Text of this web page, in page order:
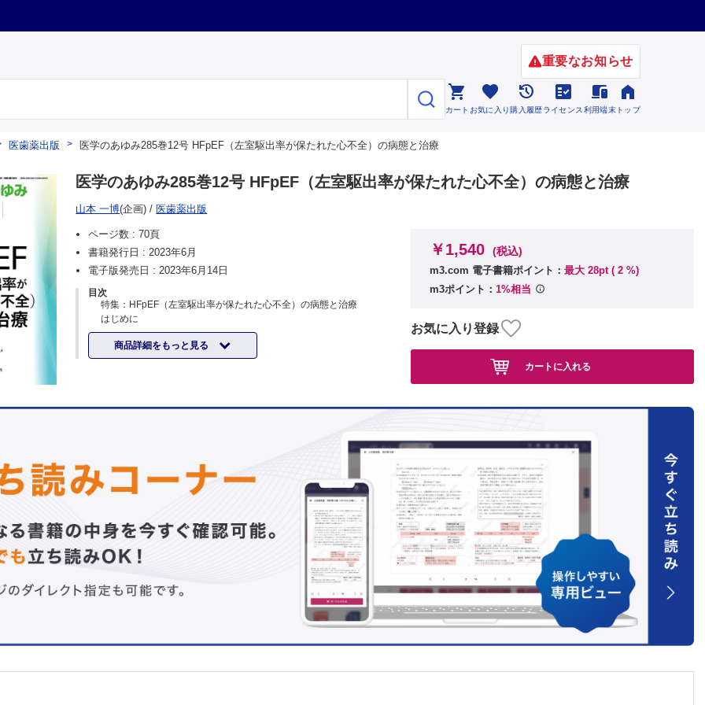
重要なお知らせ

カート

お気に入り

購入履歴

ライセンス

利用端末

トップ
医歯薬出版 医学のあゆみ285巻12号 HFpEF（左室駆出率が保たれた心不全）の病態と治療
医学のあゆみ285巻12号 HFpEF（左室駆出率が保たれた心不全）の病態と治療
山本 一博(企画) / 医歯薬出版
ページ数 :70頁
書籍発行日 :2023年6月
電子版発売日 :2023年6月14日
目次
特集：HFpEF（左室駆出率が保たれた心不全）の病態と治療
はじめに
山本一博
わが国におけるHFpEFの臨床的特徴と診断・治療に与える影響
多田篤司・永井利幸
桑原宏一郎
運動負荷心エコーでHFpEFをみる
衣笠良治
救急で出会ったこんな症例 ─ マイナーエマージェンシー対応のス
お腹が痛い！ ─ それって前皮神経絞扼症候群（ACNES）！？……
医療システムの質・効率・公正 ─ 医療経済学の新たな展開（2）
社会的処方の期待と課題：医療経済学の観点を中心に
TOPICS
商品詳細をもっと見る
￥1,540 (税込)
m3.com 電子書籍ポイント： 最大 28pt ( 2 %)
m3ポイント： 1%相当
お気に入り登録
カートに入れる